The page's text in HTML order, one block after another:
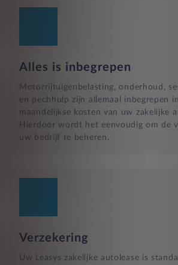
Alles is inbegrepen
Motorrijtuigenbelasting, onderhoud,
en pechhulp zijn allemaal inbegrepen
maandelijkse kosten van uw zakelijke
Hierdoor wordt het eenvoudig om de
uw bedrijf te beheren.
Verzekering
Uw Leasys zakelijke autolease is